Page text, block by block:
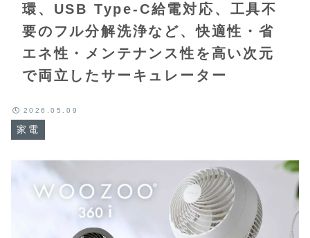
環、USB Type‑C給電対応、工具不
要のフル分解洗浄など、快適性・省
エネ性・メンテナンス性を高い次元
で両立したサーキュレーター
家電
2026.05.09